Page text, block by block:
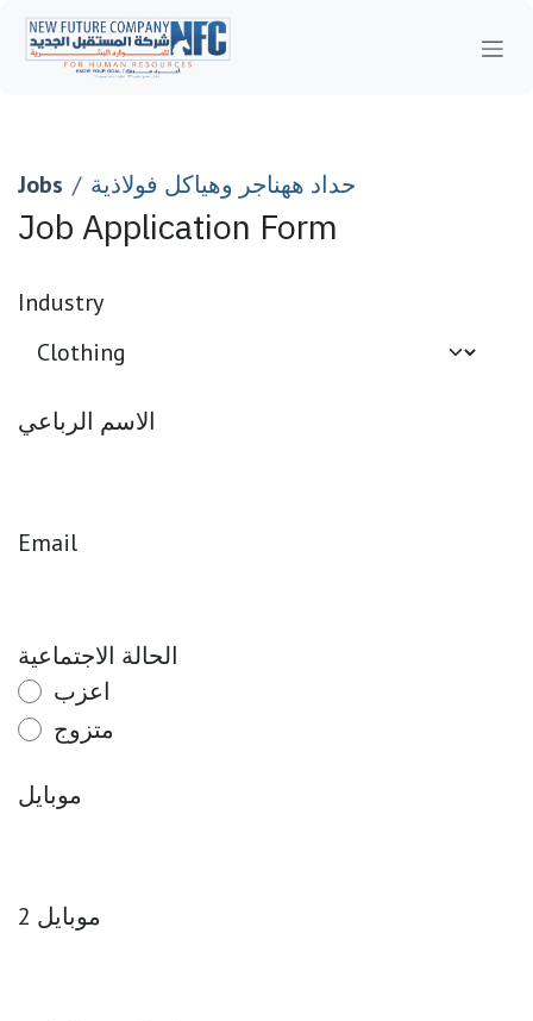
Skip to Content
Jobs حداد ههناجر وهياكل فولاذية
Job Application Form
Industry
الاسم الرباعي
Email
الحالة الاجتماعية
اعزب
متزوج
موبايل
موبايل 2